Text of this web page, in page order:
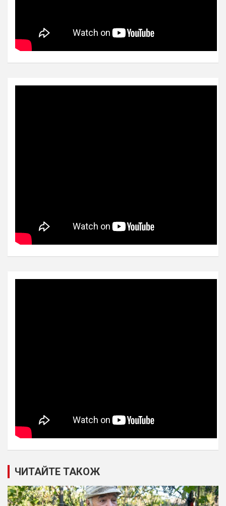
ЧИТАЙТЕ ТАКОЖ